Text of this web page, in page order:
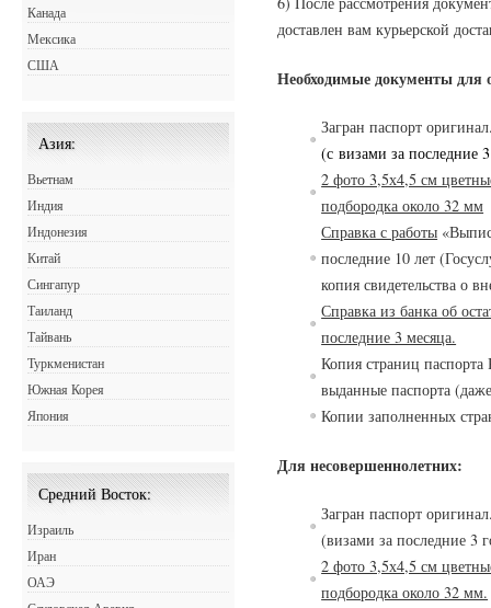
доставлен вам курьерской
Необходимые документы
Загран паспорт
(свизами за последние
2 фото 3,5х4,5 см
подбородка около 32 мм
Справка с работы
последние 10 лет
копия свидетельства
Справка из банка об
последние 3 месяца.
Копия страниц
выданные паспорта
Копии заполненных
Для несовершеннолетних:
Загран паспорт
(визами за последние 3
2 фото 3,5х4,5 см
подбородка около 32 мм.
Канада
Мексика
США
Азия:
Вьетнам
Индия
Индонезия
Китай
Сингапур
Таиланд
Тайвань
Туркменистан
Южная Корея
Япония
Средний Восток:
Израиль
Иран
ОАЭ